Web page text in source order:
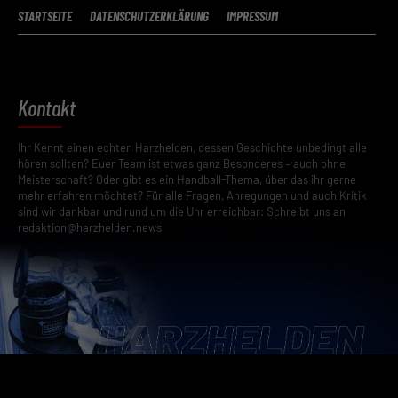
STARTSEITE DATENSCHUTZERKLÄRUNG IMPRESSUM
Kontakt
Ihr Kennt einen echten Harzhelden, dessen Geschichte unbedingt alle
hören sollten? Euer Team ist etwas ganz Besonderes – auch ohne
Meisterschaft? Oder gibt es ein Handball-Thema, über das ihr gerne
mehr erfahren möchtet? Für alle Fragen, Anregungen und auch Kritik
sind wir dankbar und rund um die Uhr erreichbar: Schreibt uns an
redaktion@harzhelden.news
Essenzielle Cookies ermöglichen grundlegende Funktionen und sind für die
einwandfreie Funktion der Website erforderlich.